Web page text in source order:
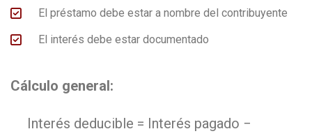
El préstamo debe estar a nombre del contribuyente
El interés debe estar documentado
Cálculo general:
Interés deducible = Interés pagado −